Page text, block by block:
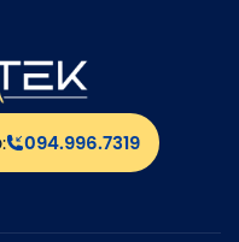
094.996.7319